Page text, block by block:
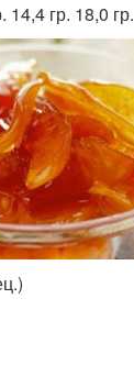
гр. 18,0 гр.